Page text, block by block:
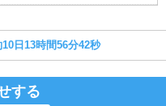
日13時間56分41秒
する